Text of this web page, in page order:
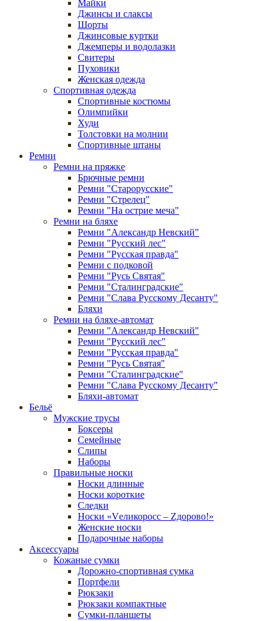
Майки
Джинсы и слаксы
Шорты
Джинсовые куртки
Джемперы и водолазки
Свитеры
Пуховики
Женская одежда
Спортивная одежда
Спортивные костюмы
Олимпийки
Худи
Толстовки на молнии
Спортивные штаны
Ремни
Ремни на пряжке
Брючные ремни
Ремни "Старорусские"
Ремни "Стрелец"
Ремни "На острие меча"
Ремни на бляхе
Ремни "Александр Невский"
Ремни "Русский лес"
Ремни "Русская правда"
Ремни с подковой
Ремни "Русь Святая"
Ремни "Сталинградские"
Ремни "Слава Русскому Десанту"
Бляхи
Ремни на бляхе-автомат
Ремни "Александр Невский"
Ремни "Русский лес"
Ремни "Русская правда"
Ремни "Русь Святая"
Ремни "Сталинградские"
Ремни "Слава Русскому Десанту"
Бляхи-автомат
Бельё
Мужские трусы
Боксеры
Семейные
Слипы
Наборы
Правильные носки
Носки длинные
Носки короткие
Следки
Носки «Vеликоросс – Zдорово!»
Женские носки
Подарочные наборы
Аксессуары
Кожаные сумки
Дорожно-спортивная сумка
Портфели
Рюкзаки
Рюкзаки компактные
Сумки-планшеты